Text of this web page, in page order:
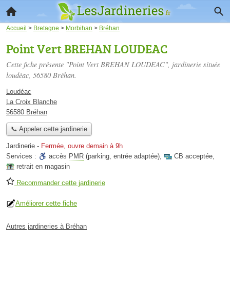
Accueil > Bretagne > Morbihan > Bréhan
Point Vert BREHAN LOUDEAC
Cette fiche présente "Point Vert BREHAN LOUDEAC", jardinerie située
loudéac, 56580 Bréhan.
Loudéac
La Croix Blanche
56580 Bréhan
📞 Appeler cette jardinerie
Jardinerie - Fermée, ouvre demain à 9h
Services :
accès PMR (parking, entrée adaptée), CB acceptée,
retrait en magasin
Recommander cette jardinerie
Améliorer cette fiche
Autres jardineries à Bréhan